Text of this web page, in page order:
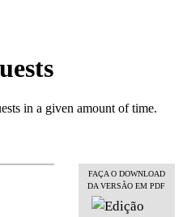
FAÇA O DOWNLOAD
DA VERSÃO EM PDF